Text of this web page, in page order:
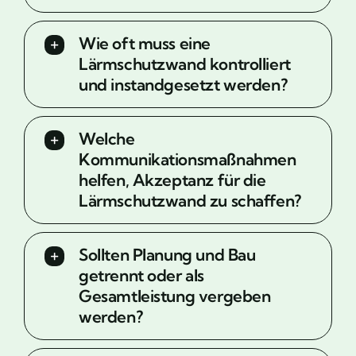
Wie oft muss eine
Lärmschutzwand kontrolliert
und instandgesetzt werden?
Welche
Kommunikationsmaßnahmen
helfen, Akzeptanz für die
Lärmschutzwand zu schaffen?
Sollten Planung und Bau
getrennt oder als
Gesamtleistung vergeben
werden?